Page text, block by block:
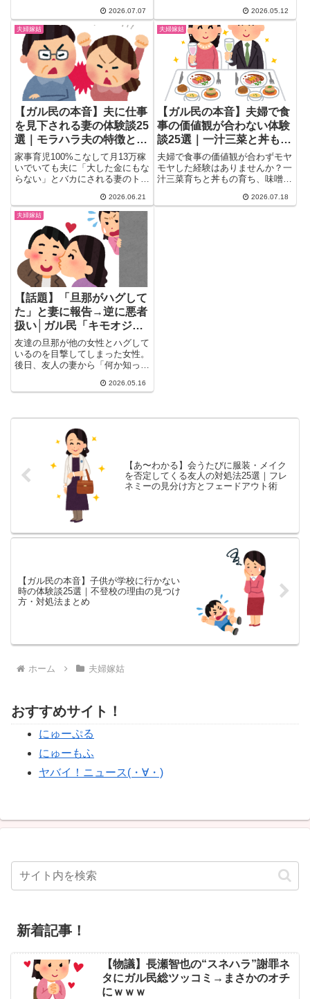
音、断り方や角の立たない伝え
方、逆に上手に付き合えている家
庭の工夫まで、検索しても出てこ
ないリアルな声を一気にチェック
できます。
2026.07.07 2026.05.12
夫婦嫁姑
【ガル民の本音】夫に仕事
を見下される妻の体験談25
選｜モラハラ夫の特徴と対
処法まとめ
家事育児100%こなして月13万稼
いでいても夫に「大した金にもな
らない」とバカにされる妻のトピ
夫の心理・特徴・対処法と離婚準
備まで、夫婦の収入格差問題のリ
アルをまとめました。同じ悩みを
抱える30〜50代女性に届けたい
体験談25選。
2026.06.21
夫婦嫁姑
【ガル民の本音】夫婦で食
事の価値観が合わない体験
談25選｜一汁三菜と丼もの
の溝を埋める方法
夫婦で食事の価値観が合わずモヤ
モヤした経験はありませんか？一
汁三菜育ちと丼もの育ち、味噌汁
ル民20人のリアルな体験談と、
2026.07.18
夫婦嫁姑
【話題】「旦那がハグして
た」と妻に報告→逆に悪者
扱い│ガル民「キモオジと
縁切れて正解」
友達の旦那が他の女性とハグして
いるのを目撃してしまった女性。
後日、友人の妻から「何か知って
2026.05.16
【あ〜わかる】会うたびに服装・メイク
を否定してくる友人の対処法25選｜フレ
ネミーの見分け方とフェードアウト術
【ガル民の本音】子供が学校に行かない
時の体験談25選｜不登校の理由の見つけ
方・対処法まとめ
ホーム 夫婦嫁姑
おすすめサイト！
にゅーぷる
にゅーもふ
ヤバイ！ニュース(・∀・)
新着記事！
【物議】長瀬智也の“スネハラ”謝罪ネ
タにガル民総ツッコミ→まさかのオチ
にｗｗｗ